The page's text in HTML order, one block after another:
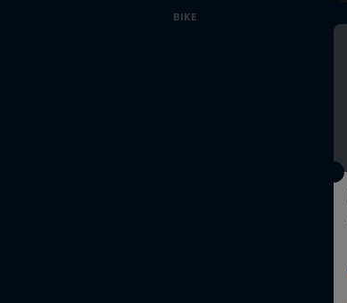
BIKE